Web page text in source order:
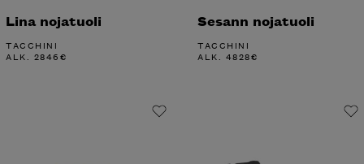
Lina nojatuoli
TACCHINI
ALK. 2846€
Sesann nojatuoli
TACCHINI
ALK. 4828€